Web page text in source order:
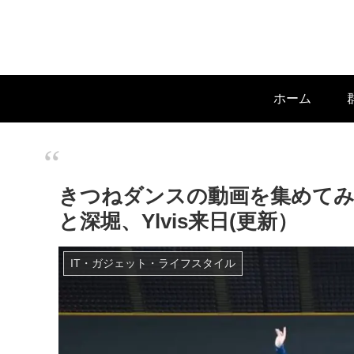
ホーム
きつねダンスの動画を集めて
と深堀、Ylvis来日(更新）
IT・ガジェット・ライフスタイル